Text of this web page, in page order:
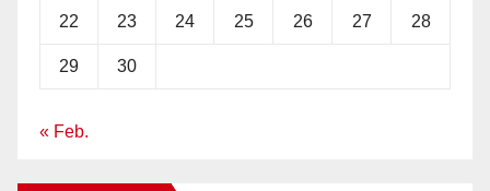
22 23 24 25 26 27 28
29 30
« Feb.